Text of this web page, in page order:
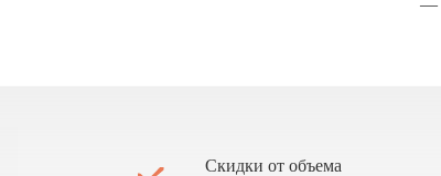
—
Скидки от объема